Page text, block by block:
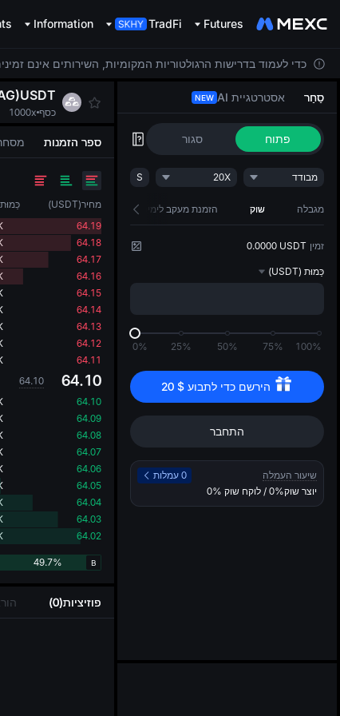
Futures
TradFi
Information
כדי לעמוד בדרישות הרגולטוריות המקומיות, השירותים אינם
כסף 1000x
פוזיציות(0)
ספר הזמנות
מחיר(
USDT
) כַּמוּת
64.19
64.18
64.17
64.16
64.15
64.14
64.13
64.12
64.11
64.10
64.10
64.10
64.09
64.08
64.07
64.06
64.05
64.04
64.03
64.02
49.7% B
סַחַר אסטרטגיית AI NEW
פתוח סגור
מבודד 20X
S
מגבלה שוק הזמנת מעקב לימיט
זמין 0.0000 USDT
כַּמוּת (USDT)
0% 25% 50% 75% 100%
הירשם כדי לתבוע $
20
התחבר
שיעור העמלה
0 עמלות
יוצר שוק0% / לוקח שוק 0%